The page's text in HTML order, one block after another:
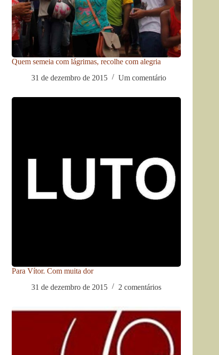
Quem semeia com lágrimas, recolhe com alegria
31 de dezembro de 2015
Um comentário
Para Vítor. Com muita dor
31 de dezembro de 2015
2 comentários